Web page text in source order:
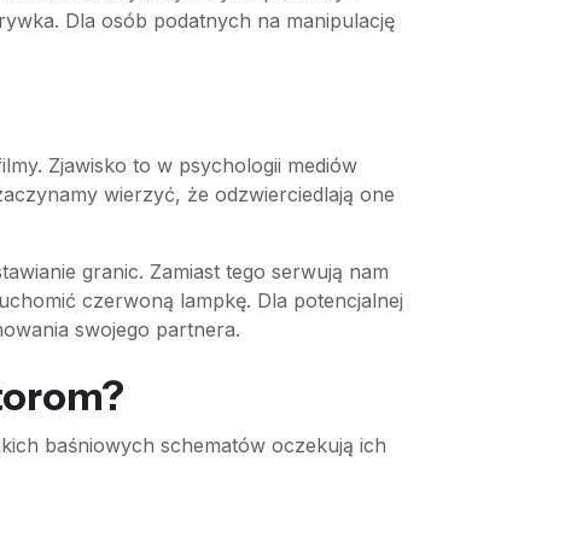
Dla osób podatnych na manipulację
Zjawisko to w psychologii mediów
wierzyć, że odzwierciedlają one
granic. Zamiast tego serwują nam
czerwoną lampkę. Dla potencjalnej
swojego partnera.
baśniowych schematów oczekują ich